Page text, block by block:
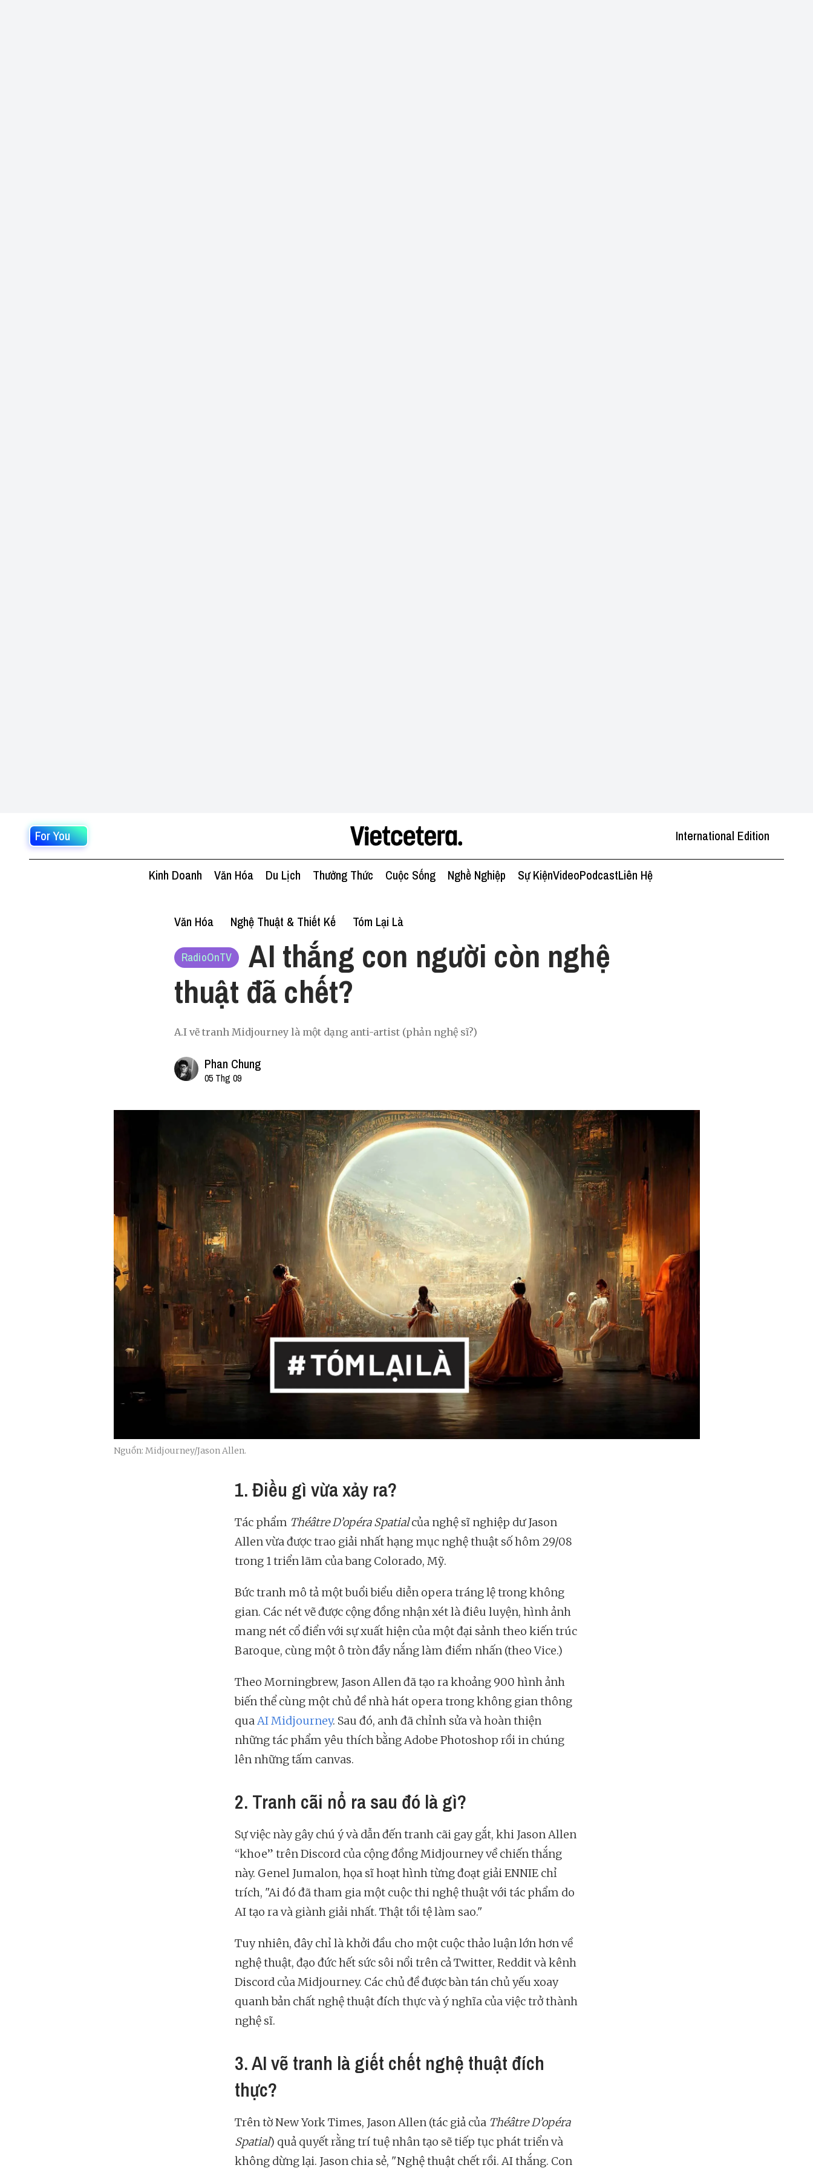
For You International Edition
Kinh Doanh Văn Hóa Du Lịch Thưởng Thức Cuộc Sống Nghề Nghiệp Sự KiệnVideoPodcastLiên Hệ
Văn Hóa Nghệ Thuật & Thiết Kế Tóm Lại Là
RadioOnTV
AI thắng con người còn nghệ
thuật đã chết?
A.I vẽ tranh Midjourney là một dạng anti-artist (phản nghệ sĩ?)
Phan Chung
05 Thg 09
Nguồn: Midjourney/Jason Allen.
1. Điều gì vừa xảy ra?
Tác phẩm Théâtre D’opéra Spatialcủa nghệ sĩ nghiệp dư Jason
Allen vừa được trao giải nhất hạng mục nghệ thuật số hôm 29/08
trong 1 triển lãm của bang Colorado, Mỹ.
Bức tranh mô tả một buổi biểu diễn opera tráng lệ trong không
gian. Các nét vẽ được cộng đồng nhận xét là điêu luyện, hình ảnh
mang nét cổ điển với sự xuất hiện của một đại sảnh theo kiến trúc
Baroque, cùng một ô tròn đầy nắng làm điểm nhấn (theo Vice.)
Theo Morningbrew, Jason Allen đã tạo ra khoảng 900 hình ảnh
biến thể cùng một chủ đề nhà hát opera trong không gian thông
quaAI Midjourney. Sau đó, anh đã chỉnh sửa và hoàn thiện
những tác phẩm yêu thích bằng Adobe Photoshop rồi in chúng
lên những tấm canvas.
2. Tranh cãi nổ ra sau đó là gì?
Sự việc này gây chú ý và dẫn đến tranh cãi gay gắt, khi Jason Allen
“khoe” trên Discord của cộng đồng Midjourney về chiến thắng
này. Genel Jumalon, họa sĩ hoạt hình từng đoạt giải ENNIE chỉ
trích, "Ai đó đã tham gia một cuộc thi nghệ thuật với tác phẩm do
AI tạo ra và giành giải nhất. Thật tồi tệ làm sao."
Tuy nhiên, đây chỉ là khởi đầu cho một cuộc thảo luận lớn hơn về
nghệ thuật, đạo đức hết sức sôi nổi trên cả Twitter, Reddit và kênh
Discord của Midjourney. Các chủ đề được bàn tán chủ yếu xoay
quanh bản chất nghệ thuật đích thực và ý nghĩa của việc trở thành
nghệ sĩ.
3. AI vẽ tranh là giết chết nghệ thuật đích
thực?
Trên tờ New York Times, Jason Allen (tác giả của Théâtre D’opéra
Spatial) quả quyết rằng trí tuệ nhân tạo sẽ tiếp tục phát triển và
không dừng lại. Jason chia sẻ, "Nghệ thuật chết rồi. AI thắng. Con